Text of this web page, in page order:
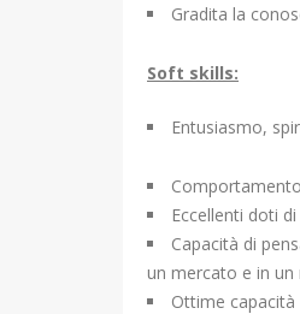
Gradita la
Soft skills:
Entusiasmo,
Eccellenti doti
Capacità di
un mercato e in
Ottime